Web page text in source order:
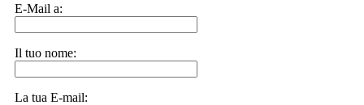
E-Mail a:
Il tuo nome:
La tua E-mail: